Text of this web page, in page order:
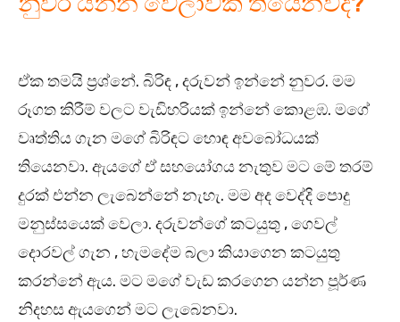
ඒක තමයි ප්‍රශ්නේ. බිරිඳ , දරුවන් ඉන්නේ නුවර. මම
රූගත කිරීම් වලට වැඩිහරියක් ඉන්නේ කොළඹ. මගේ
වෘත්තිය ගැන මගේ බිරිඳට හොඳ අවබෝධයක්
තියෙනවා. ඇයගේ ඒ සහයෝගය නැතුව මට මේ තරම්
දුරක් එන්න ලැබෙන්නේ නැහැ. මම අද වෙද්දි පොදු
මනුස්සයෙක් වෙලා. දරුවන්ගේ කටයුතු , ගෙවල්
දොරවල් ගැන , හැමදේම බලා කියාගෙන කටයුතු
කරන්නේ ඇය. මට මගේ වැඩ කරගෙන යන්න පූර්ණ
නිදහස ඇයගෙන් මට ලැබෙනවා.